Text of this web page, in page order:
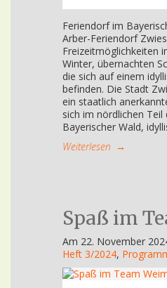
Feriendorf im
Arber-Feriendorf
Freizeitmöglichkeiten
Winter, übernachten
die sich auf einem
befinden. Die Stadt
ein staatlich
sich im nördlichen Teil
Bayerischer Wald,
Weiterlesen →
Spaß im
Am 22. November
Heft 3/2024,